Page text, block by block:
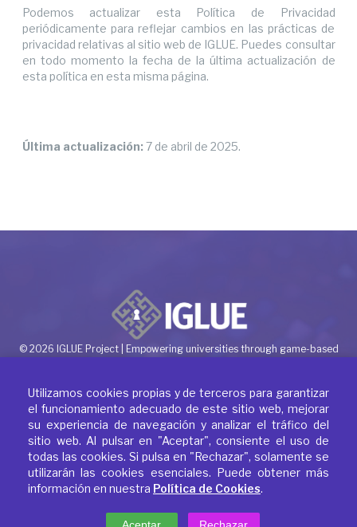
Podemos actualizar esta Política de Privacidad
periódicamente para reflejar cambios en las prácticas de
privacidad relativas al sitio web de IGLUE. Puedes consultar
en todo momento la fecha de la última actualización de
esta política en esta misma página.
Última actualización: 7 de abril de 2025.
© 2026 IGLUE Project | Empowering universities through game-based
Política de Privacidad
Política de Cookies
Aviso Legal
Utilizamos cookies propias y de terceros para garantizar
el funcionamiento adecuado de este sitio web, mejorar
su experiencia de navegación y analizar el tráfico del
sitio web. Al pulsar en "Aceptar", consiente el uso de
todas las cookies. Si pulsa en "Rechazar", solamente se
utilizarán las cookies esenciales. Puede obtener más
información en nuestra Política de Cookies.